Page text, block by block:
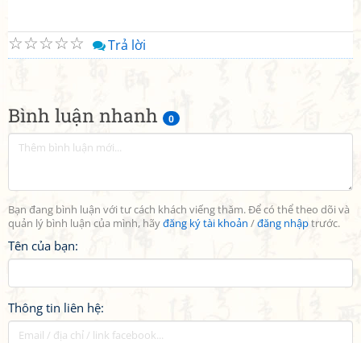
Bình luận nhanh 0
Bạn đang bình luận với tư cách khách viếng thăm. Để có thể theo dõi và
quản lý bình luận của mình, hãyđăng ký tài khoản /đăng nhậptrước.
Tên của bạn:
Thông tin liên hệ:
☆
☆
☆
☆
☆ Trả lời